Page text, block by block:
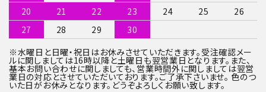
20
21 22 23 24 25
26
27
28 29
30
※水曜日と日曜・祝日はお休みさせていただきます。受注確認メー
ルに関しましては16時以降と土曜日も翌営業日となります。また、
基本お問い合わせに関しましても、営業時間外に関しましては翌営
業日の対応とさせていただいております。ご了承下さいませ。 色のつ
いた日がお休みとなります。どうぞよろしくお願い致します。